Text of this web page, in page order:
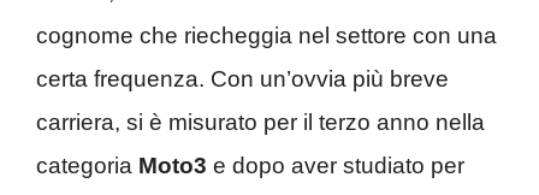
cognome che riecheggia nel settore con una
certa frequenza. Con un’ovvia più breve
carriera, si è misurato per il terzo anno nella
categoria Moto3 e dopo aver studiato per